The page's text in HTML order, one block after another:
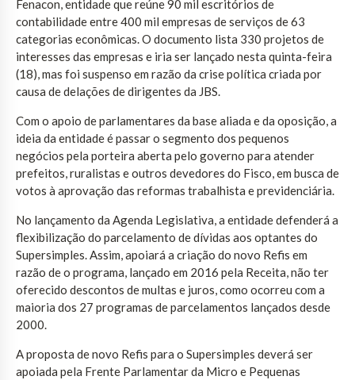
Fenacon, entidade que reúne 90 mil escritórios de
contabilidade entre 400 mil empresas de serviços de 63
categorias econômicas. O documento lista 330 projetos de
interesses das empresas e iria ser lançado nesta quinta-feira
(18), mas foi suspenso em razão da crise política criada por
causa de delações de dirigentes da JBS.
Com o apoio de parlamentares da base aliada e da oposição, a
ideia da entidade é passar o segmento dos pequenos
negócios pela porteira aberta pelo governo para atender
prefeitos, ruralistas e outros devedores do Fisco, em busca de
votos à aprovação das reformas trabalhista e previdenciária.
No lançamento da Agenda Legislativa, a entidade defenderá a
flexibilização do parcelamento de dívidas aos optantes do
Supersimples. Assim, apoiará a criação do novo Refis em
razão de o programa, lançado em 2016 pela Receita, não ter
oferecido descontos de multas e juros, como ocorreu com a
maioria dos 27 programas de parcelamentos lançados desde
2000.
A proposta de novo Refis para o Supersimples deverá ser
apoiada pela Frente Parlamentar da Micro e Pequenas